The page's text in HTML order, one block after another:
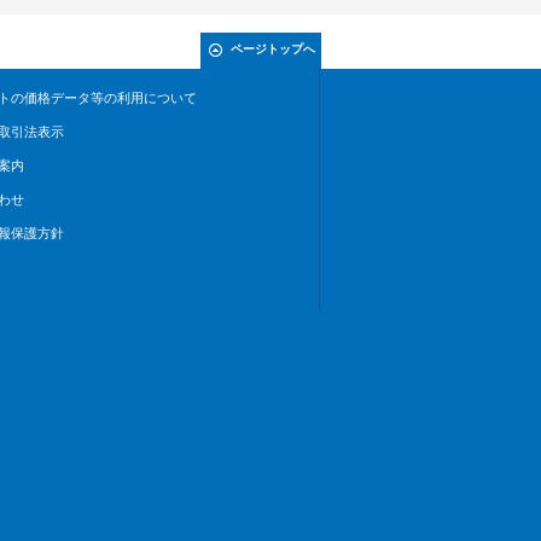
ページトップへ
の価格データ等の利用について
引法表示
内
せ
保護方針